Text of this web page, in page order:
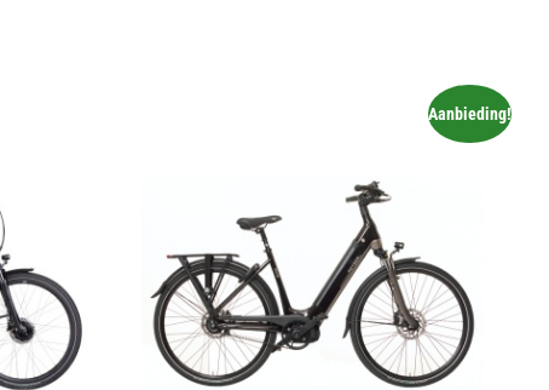
Aanbieding!